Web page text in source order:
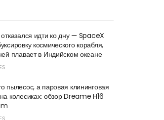
идти ко дну — SpaceX
космического корабля,
плавает в Индийском океане
пылесос, а паровая клининговая
колесиках: обзор Dreame H16